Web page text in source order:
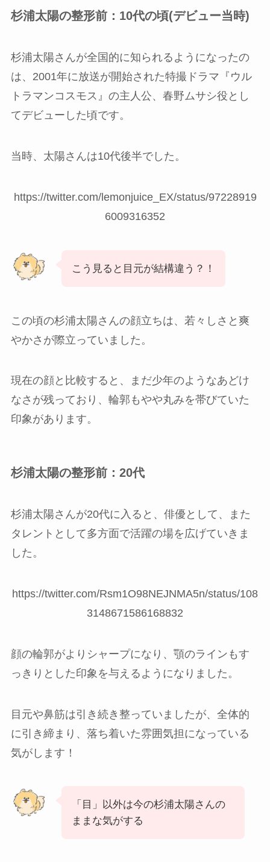
杉浦太陽の整形前：10代の頃(デビュー当時)
杉浦太陽さんが全国的に知られるようになったの
は、2001年に放送が開始された特撮ドラマ『ウル
トラマンコスモス』の主人公、春野ムサシ役とし
てデビューした頃です。
当時、太陽さんは10代後半でした。
https://twitter.com/lemonjuice_EX/status/97228919
6009316352
こう見ると目元が結構違う？！
この頃の杉浦太陽さんの顔立ちは、若々しさと爽
やかさが際立っていました。
現在の顔と比較すると、まだ少年のようなあどけ
なさが残っており、輪郭もやや丸みを帯びていた
印象があります。
杉浦太陽の整形前：20代
杉浦太陽さんが20代に入ると、俳優として、また
タレントとして多方面で活躍の場を広げていきま
した。
https://twitter.com/Rsm1O98NEJNMA5n/status/108
3148671586168832
顔の輪郭がよりシャープになり、顎のラインもす
っきりとした印象を与えるようになりました。
目元や鼻筋は引き続き整っていましたが、全体的
に引き締まり、落ち着いた雰囲気担になっている
気がします！
「目」以外は今の杉浦太陽さんの
ままな気がする